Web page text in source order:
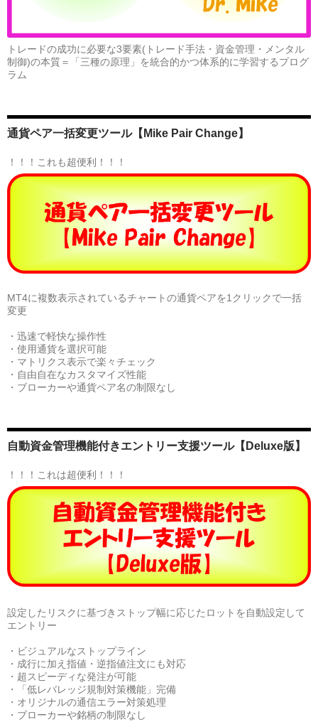
の
い
メ
ッ
ジ
に
信
♪
トレードの成功に必要な3要素(トレード手法・資金管理・メンタル
制御)の本質＝「三種の原理」を統合的かつ体系的に学習するプログ
ラム
通貨ペア一括変更ツール【Mike Pair Change】
！！！これも超便利！！！
MT4に複数表示されているチャートの通貨ペアを1クリックで一括
変更
・迅速で軽快な操作性
・使用通貨を選択可能
・マトリクス表示で楽々チェック
・自由自在なカスタマイズ性能
・ブローカーや通貨ペア名の制限なし
自動資金管理機能付きエントリー支援ツール【Deluxe版】
！！！これは超便利！！！
設定したリスクに基づきストップ幅に応じたロットを自動設定して
エントリー
・ビジュアルなストップライン
・成行に加え指値・逆指値注文にも対応
・超スピーディな発注が可能
・「低レバレッジ規制対策機能」完備
・オリジナルの通信エラー対策処理
・ブローカーや銘柄の制限なし